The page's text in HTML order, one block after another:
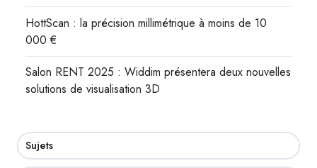
HottScan : la précision millimétrique à moins de 10
000 €
Salon RENT 2025 : Widdim présentera deux nouvelles
solutions de visualisation 3D
Sujets